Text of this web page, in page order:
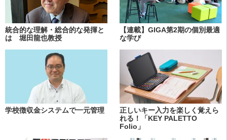
統合的な理解・総合的な発揮と
は 堀田龍也教授
【連載】GIGA第2期の個別最適
な学び
学校徴収金システムで一元管理
正しいキー入力を楽しく覚えら
れる！「KEY PALETTO
Folio」